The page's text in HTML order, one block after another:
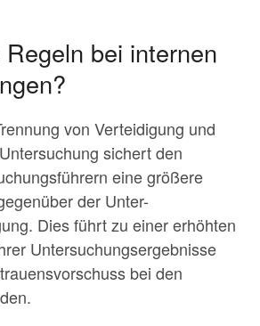
bei internen
von Verteidigung und
sichert den
eine größere
der Unter-
Dies führt zu einer erhöhten
Untersuchungsergebnisse
bei den